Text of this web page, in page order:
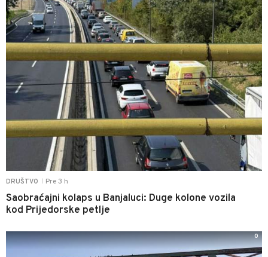
DRUŠTVO Pre 3 h
Saobraćajni kolaps u Banjaluci: Duge kolone vozila
kod Prijedorske petlje
0